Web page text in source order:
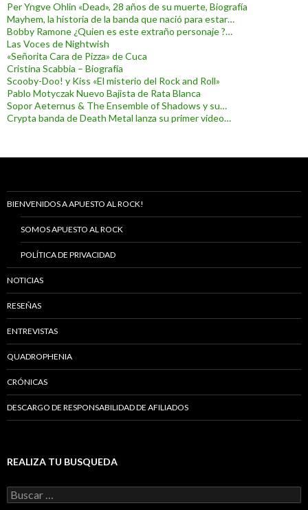
Per Yngve Ohlin «Dead», 28 años de su muerte, Biografía
Mayhem, la historia de la banda que nació para estar…
Bobby Ramone ¿Quien es este extraño personaje ?…
Las Voces de Nightwish
«Señorita Cara de Pizza» de Cuca
Cristina Scabbia – Biografía
Scooby-Doo! y Kiss «El misterio del Rock and Roll»
Pablo Motyczak Nuevo Bajista de Rata Blanca
Sopor Aeternus & The Ensemble of Shadows y su…
Crypta banda de Death Metal lanza su primer video…
BIENVENIDOS A APUESTO AL ROCK!
SOMOS APUESTO AL ROCK
POLÍTICA DE PRIVACIDAD
NOTICIAS
RESEÑAS
ENTREVISTAS
QUADROPHENIA
CRÓNICAS
DESCARGO DE RESPONSABILIDAD DE AFILIADOS
REALIZA TU BUSQUEDA
B
u